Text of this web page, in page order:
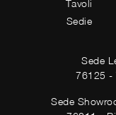
Tavoli
Sedie
Sede
76125 -
Sede